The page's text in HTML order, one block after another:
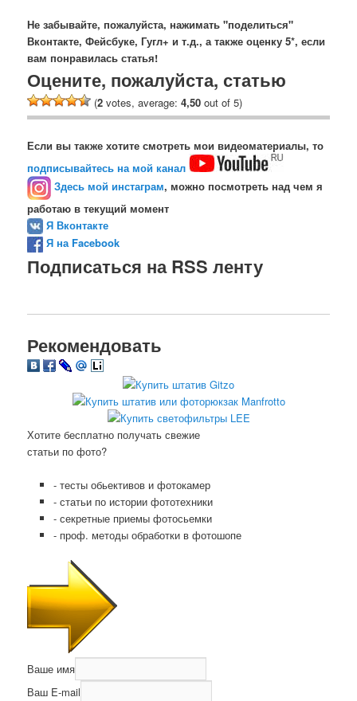
Не забывайте, пожалуйста, нажимать "поделиться"
Вконтакте, Фейсбуке, Гугл+ и т.д., а также оценку 5*, если
вам понравилась статья!
Оцените, пожалуйста, статью
(2 votes, average:4,50 out of 5)
Если вы также хотите смотреть мои видеоматериалы, то
подписывайтесь на мой канал
Здесь мой инстаграм, можно посмотреть над чем я
работаю в текущий момент
Я Вконтакте
Я на Facebook
Подписаться на RSS ленту
Рекомендовать
Хотите бесплатно получать свежие
статьи по фото?
- тесты обьективов и фотокамер
- статьи по истории фототехники
- секретные приемы фотосьемки
- проф. методы обработки в фотошопе
Ваше имя
Ваш E-mail